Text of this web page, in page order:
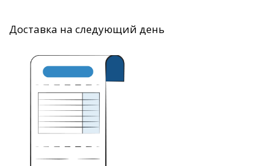
Доставка на следующий день